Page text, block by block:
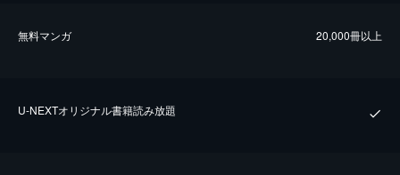
無料マンガ 20,000冊以上
U-NEXTオリジナル書籍読み放題